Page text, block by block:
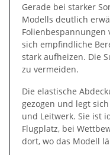
Gerade bei starker
Modells deutlich
sich empfindliche
stark aufheizen. Die
zu vermeiden.
Die elastische
gezogen und legt
und Leitwerk. Sie ist
Flugplatz, bei
dort, wo das Modell